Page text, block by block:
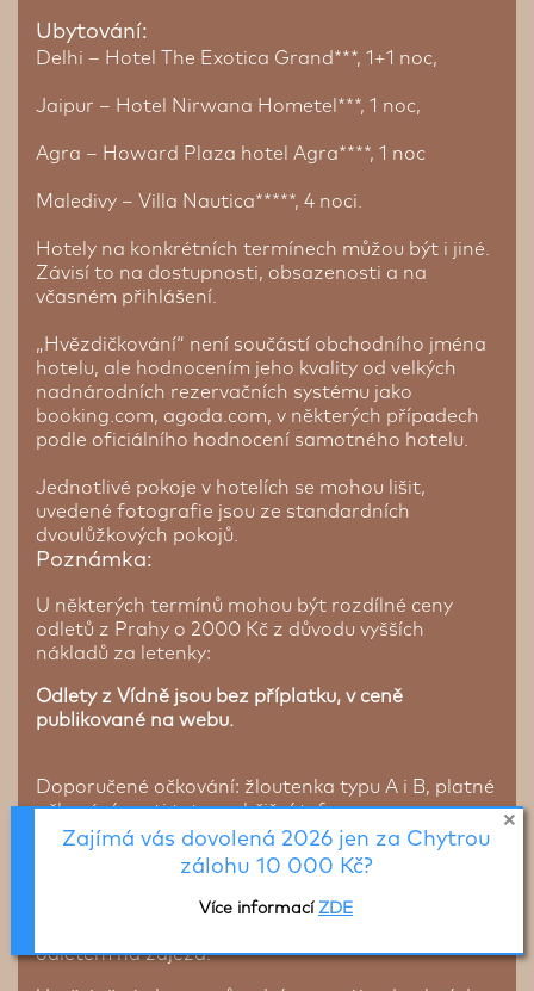
Ubytování:
Delhi – Hotel The Exotica Grand***, 1+1 noc,
Jaipur – Hotel Nirwana Hometel***, 1 noc,
Agra – Howard Plaza hotel Agra****, 1 noc
Maledivy – Villa Nautica*****, 4 noci.
Hotely na konkrétních termínech můžou být i jiné.
Závisí to na dostupnosti, obsazenosti a na
včasném přihlášení.
„Hvězdičkování“ není součástí obchodního jména
hotelu, ale hodnocením jeho kvality od velkých
nadnárodních rezervačních systému jako
booking.com, agoda.com, v některých případech
podle oficiálního hodnocení samotného hotelu.
Jednotlivé pokoje v hotelích se mohou lišit,
uvedené fotografie jsou ze standardních
dvoulůžkových pokojů.
Poznámka:
U některých termínů mohou být rozdílné ceny
odletů z Prahy o 2000 Kč z důvodu vyšších
nákladů za letenky:
Odlety z Vídně jsou bez příplatku, v ceně
publikované na webu.
Doporučené očkování: žloutenka typu A i B, platné
očkování proti tetanu, břišní tyfus
Na zájezd létáme vybranými leteckými
AIRWAYS/LUFTHANSA. Přesné a finální údaje o
odletem na zájezd.
Zajímá vás dovolená 2026 jen za Chytrou
zálohu 10 000 Kč?
Více informací ZDE